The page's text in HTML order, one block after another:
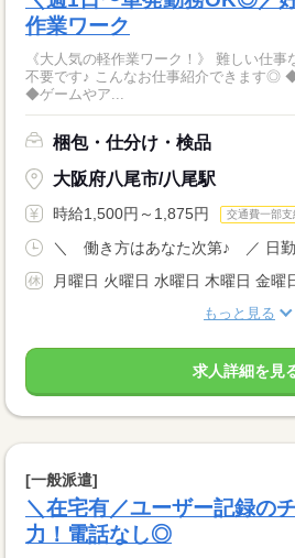
作業ワーク
《大人気の軽作業ワーク！》 難しい仕事な一切なし！ 知識や経験は
不要です♪ こんなお仕事紹介できます◎ ◆ハガキや郵便物の仕分け
◆ゲームやア...
梱包・仕分け・検品
大阪府八尾市/八尾駅
時給1,500円～1,875円 交通費一部支
＼ 働き方はあなた次第♪ ／ 日勤
月曜日 火曜日 水曜日 木曜日 金曜
もっと見る
求人詳細を見
[一般派遣]
＼在宅有／ユーザー記録の
力！電話なし◎